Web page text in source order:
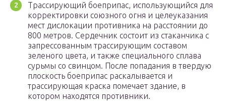
Трассирующий боеприпас, использующийся для
корректировки союзного огня и целеуказания
мест дислокации противника на расстоянии до
800 метров. Сердечник состоит из стаканчика с
запрессованным трассирующим составом
зеленого цвета, и также специального сплава
сурьмы со свинцом. После попадания в твердую
плоскость боеприпас раскалывается и
трассирующая краска помечает здание, в
котором находятся противники.